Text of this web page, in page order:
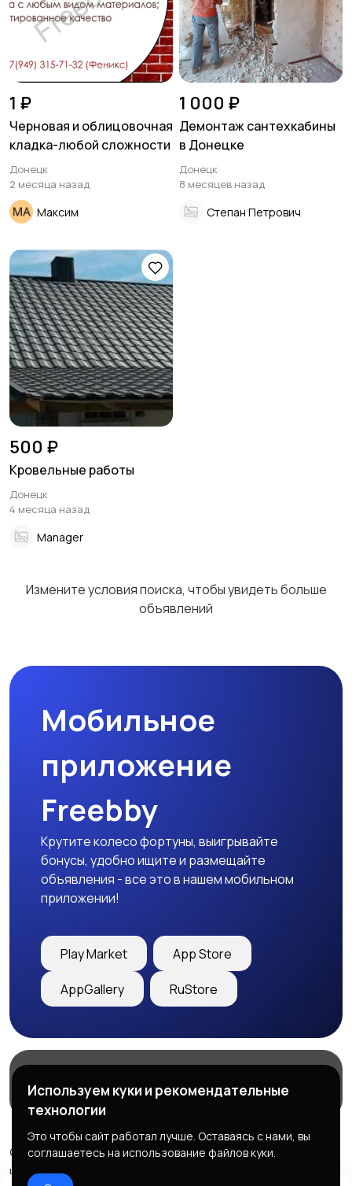
1 ₽
Черновая и облицовочная
кладка-любой сложности
Донецк
2 месяца назад
Максим
1 000 ₽
Демонтаж сантехкабины
в Донецке
Донецк
8 месяцев назад
Степан Петрович
500 ₽
Кровельные работы
Донецк
4 месяца назад
Manager
Измените условия поиска, чтобы увидеть больше
объявлений
Мобильное
приложение
Freebby
Крутите колесо фортуны, выигрывайте
бонусы, удобно ищите и размещайте
объявления - все это в нашем мобильном
приложении!
Play Market App Store
AppGallery RuStore
Служба поддержки
© 2026 Freebby - Сервис бесплатных объявлений ДНР
и ЛНР
Используем куки и рекомендательные
технологии
Это чтобы сайт работал лучше. Оставаясь с нами, вы
соглашаетесь на использование файлов куки.